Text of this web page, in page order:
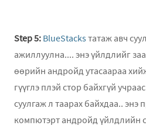
Step 5: BlueStacks татаж авч
ажиллуулна.... энэ үйлдлийг
өөрийн андройд утасаараа
гүүглэ плэй стор байхгүй
суулгаж л таарах байхдаа.. энэ
компютэрт андройд үйлдлийн